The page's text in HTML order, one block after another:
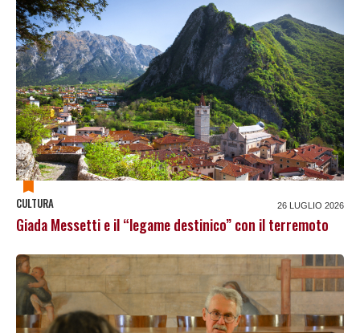
CULTURA 26 LUGLIO 2026
Giada Messetti e il “legame destinico” con il terremoto